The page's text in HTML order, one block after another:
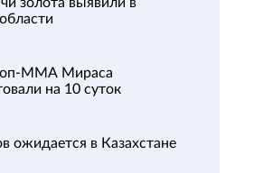
ММА Мираса
на 10 суток
ожидается в Казахстане